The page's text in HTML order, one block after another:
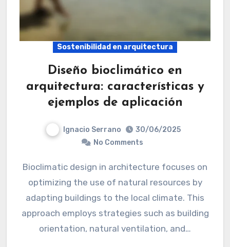
Sostenibilidad en arquitectura
Diseño bioclimático en
arquitectura: características y
ejemplos de aplicación
Ignacio Serrano
30/06/2025
No Comments
Bioclimatic design in architecture focuses on
optimizing the use of natural resources by
adapting buildings to the local climate. This
approach employs strategies such as building
orientation, natural ventilation, and…